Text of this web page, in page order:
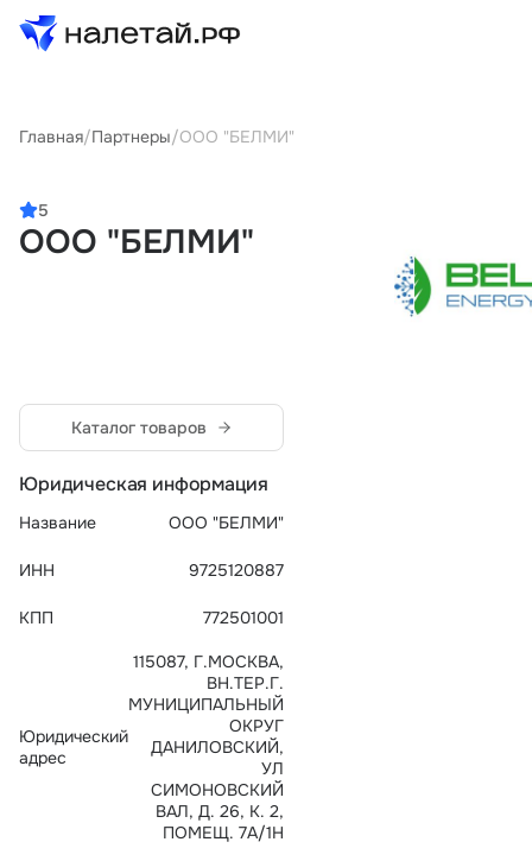
Товары
Сервисы
Клиентам
Поставщикам
Государственные программы
Партнеры
Новости и аналитика
info@naletai.su
Главная/Партнеры/ООО "БЕЛМИ"
5
ООО "БЕЛМИ"
Каталог товаров
Юридическая информация
Название ООО "БЕЛМИ"
ИНН 9725120887
КПП 772501001
Юридический
адрес
115087, Г.МОСКВА,
ВН.ТЕР.Г.
МУНИЦИПАЛЬНЫЙ
ОКРУГ
ДАНИЛОВСКИЙ,
УЛ
СИМОНОВСКИЙ
ВАЛ, Д. 26, К. 2,
ПОМЕЩ. 7А/1Н